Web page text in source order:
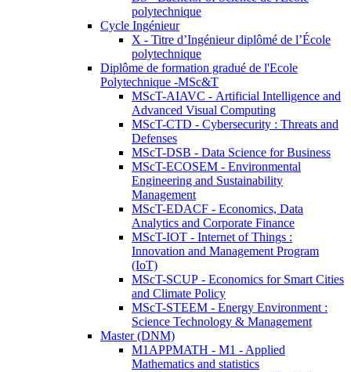
polytechnique
Cycle Ingénieur
X - Titre d’Ingénieur diplômé de l’École
polytechnique
Diplôme de formation gradué de l'Ecole
Polytechnique -MSc&T
MScT-AIAVC - Artificial Intelligence and
Advanced Visual Computing
MScT-CTD - Cybersecurity : Threats and
Defenses
MScT-DSB - Data Science for Business
MScT-ECOSEM - Environmental
Engineering and Sustainability
Management
MScT-EDACF - Economics, Data
Analytics and Corporate Finance
MScT-IOT - Internet of Things :
Innovation and Management Program
(IoT)
MScT-SCUP - Economics for Smart Cities
and Climate Policy
MScT-STEEM - Energy Environment :
Science Technology & Management
Master (DNM)
M1APPMATH - M1 - Applied
Mathematics and statistics